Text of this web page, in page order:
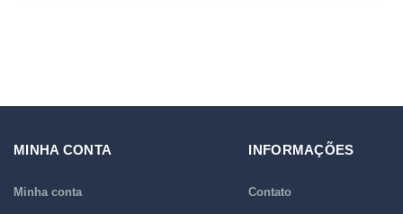
MINHA CONTA
Minha conta
INFORMAÇÕES
Contato